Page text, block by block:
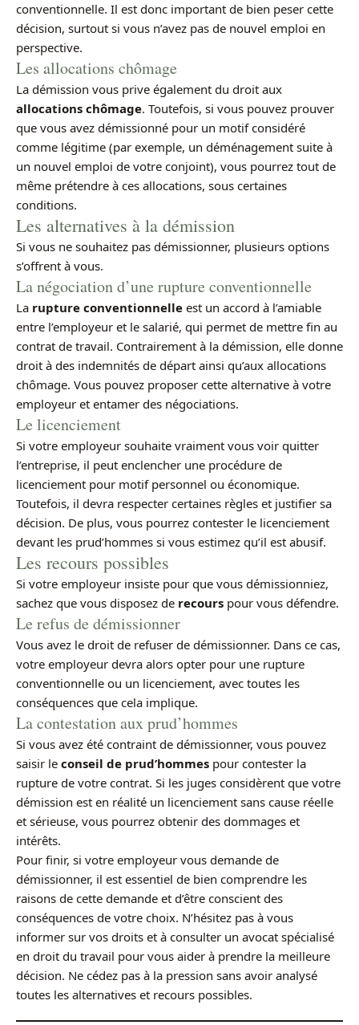
conventionnelle. Il est donc important de bien peser cette
décision, surtout si vous n’avez pas de nouvel emploi en
perspective.
Les allocations chômage
La démission vous prive également du droit aux
allocations chômage. Toutefois, si vous pouvez prouver
que vous avez démissionné pour un motif considéré
comme légitime (par exemple, un déménagement suite à
un nouvel emploi de votre conjoint), vous pourrez tout de
même prétendre à ces allocations, sous certaines
conditions.
Les alternatives à la démission
Si vous ne souhaitez pas démissionner, plusieurs options
s’offrent à vous.
La négociation d’une rupture conventionnelle
La rupture conventionnelle est un accord à l’amiable
entre l’employeur et le salarié, qui permet de mettre fin au
contrat de travail. Contrairement à la démission, elle donne
droit à des indemnités de départ ainsi qu’aux allocations
chômage. Vous pouvez proposer cette alternative à votre
employeur et entamer des négociations.
Le licenciement
Si votre employeur souhaite vraiment vous voir quitter
l’entreprise, il peut enclencher une procédure de
licenciement pour motif personnel ou économique.
Toutefois, il devra respecter certaines règles et justifier sa
décision. De plus, vous pourrez contester le licenciement
devant les prud’hommes si vous estimez qu’il est abusif.
Les recours possibles
Si votre employeur insiste pour que vous démissionniez,
sachez que vous disposez de recours pour vous défendre.
Le refus de démissionner
Vous avez le droit de refuser de démissionner. Dans ce cas,
votre employeur devra alors opter pour une rupture
conventionnelle ou un licenciement, avec toutes les
conséquences que cela implique.
La contestation aux prud’hommes
Si vous avez été contraint de démissionner, vous pouvez
saisir le conseil de prud’hommes pour contester la
rupture de votre contrat. Si les juges considèrent que votre
démission est en réalité un licenciement sans cause réelle
et sérieuse, vous pourrez obtenir des dommages et
intérêts.
Pour finir, si votre employeur vous demande de
démissionner, il est essentiel de bien comprendre les
raisons de cette demande et d’être conscient des
conséquences de votre choix. N’hésitez pas à vous
informer sur vos droits et à consulter un avocat spécialisé
en droit du travail pour vous aider à prendre la meilleure
décision. Ne cédez pas à la pression sans avoir analysé
toutes les alternatives et recours possibles.